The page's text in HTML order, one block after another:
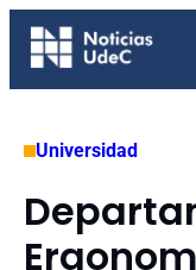
Saltar
Universidad